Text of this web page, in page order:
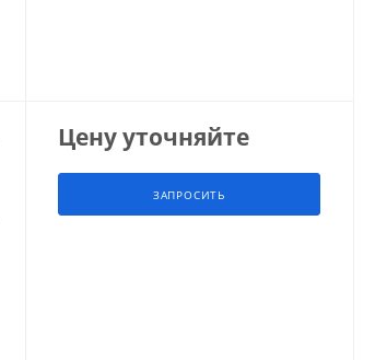
Цену уточняйте
ЗАПРОСИТЬ